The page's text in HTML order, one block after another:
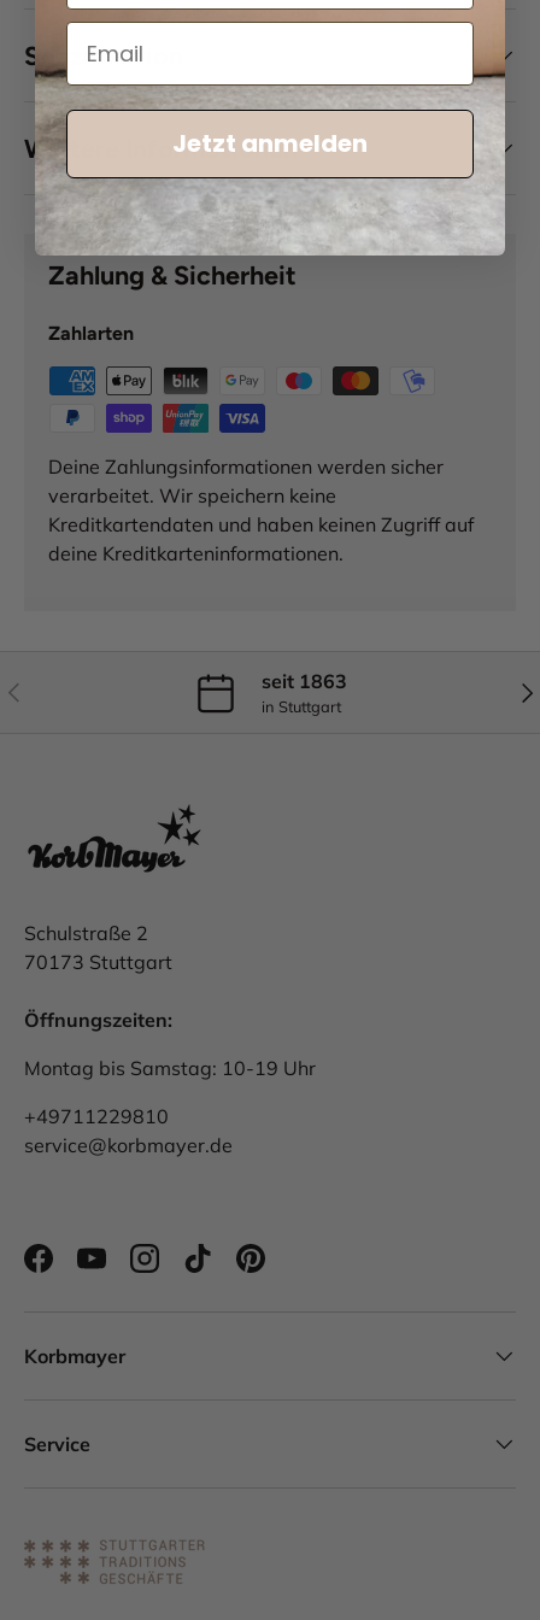
Spezifikation
Weitere Informationen
Zahlung & Sicherheit
Zahlarten
Deine Zahlungsinformationen werden sicher
verarbeitet. Wir speichern keine
Kreditkartendaten und haben keinen Zugriff auf
deine Kreditkarteninformationen.
Vorherige seit 1863
in Stuttgart
Schulstraße 2
70173 Stuttgart
Öffnungszeiten:
Montag bis Samstag: 10-19 Uhr
+49711229810
service@korbmayer.de
FacebookYouTubeInstagramTikTokPinterest
Korbmayer
Service
Jetzt anmelden